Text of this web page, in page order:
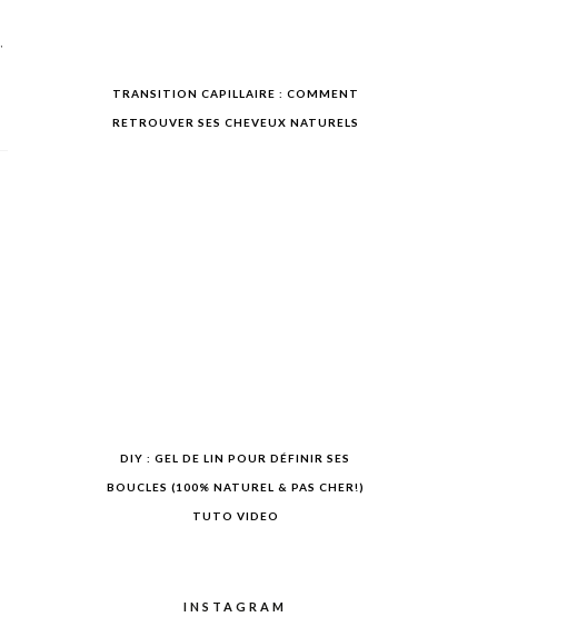
TRANSITION CAPILLAIRE : COMMENT
RETROUVER SES CHEVEUX NATURELS
DIY : GEL DE LIN POUR DÉFINIR SES
BOUCLES (100% NATUREL & PAS CHER!)
TUTO VIDEO
INSTAGRAM